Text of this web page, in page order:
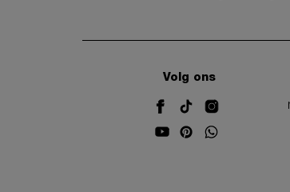
Volg ons